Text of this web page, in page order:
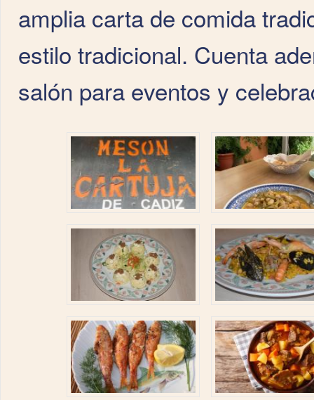
amplia carta de comida
estilo tradicional. Cuenta
salón para eventos y